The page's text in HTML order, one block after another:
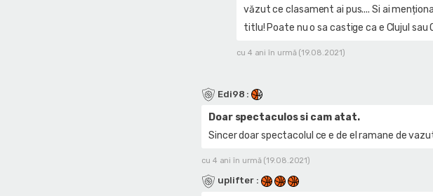
văzut ce clasament ai pus.... Si ai
titlu! Poate nu o sa castige ca e Clujul sau
cu 4 ani în urmă (19.08.2021)
Edi98 :
Doar spectaculos si cam atat.
Sincer doar spectacolul ce e de el ramane de
cu 4 ani în urmă (19.08.2021)
uplifter :